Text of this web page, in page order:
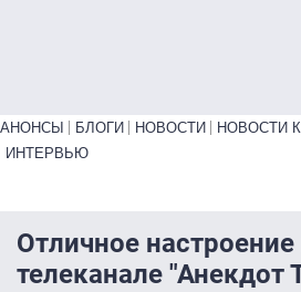
Primary links bottom
АНОНСЫ БЛОГИ НОВОСТИ НОВОСТИ
ИНТЕРВЬЮ
Отличное настроение
телеканале "Анекдот